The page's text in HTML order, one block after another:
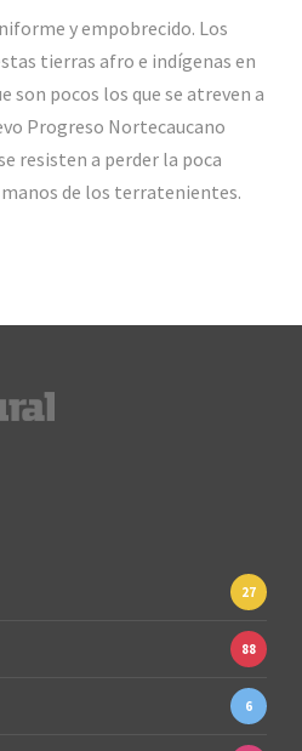
y empobrecido. Los
tierras afro e indígenas en
son pocos los que se atreven a
Progreso Nortecaucano
resisten a perder la poca
de los terratenientes.
27
88
6